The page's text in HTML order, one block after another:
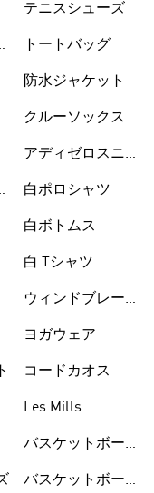
テニスシューズ
トートバッグ
防水ジャケット
クルーソックス
アディゼロスニー
白ポロシャツ
白ボトムス
白 Tシャツ
ウィンドブレーカ
ヨガウェア
コードカオス
Les Mills
バスケットボール
バスケットボール